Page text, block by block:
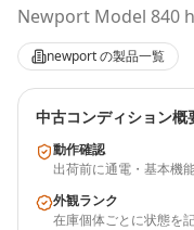
Newport Model 840
newportの製品一覧
中古コンディション概
動作確認
出荷前に通電・基本機
外観ランク
在庫個体ごとに状態を